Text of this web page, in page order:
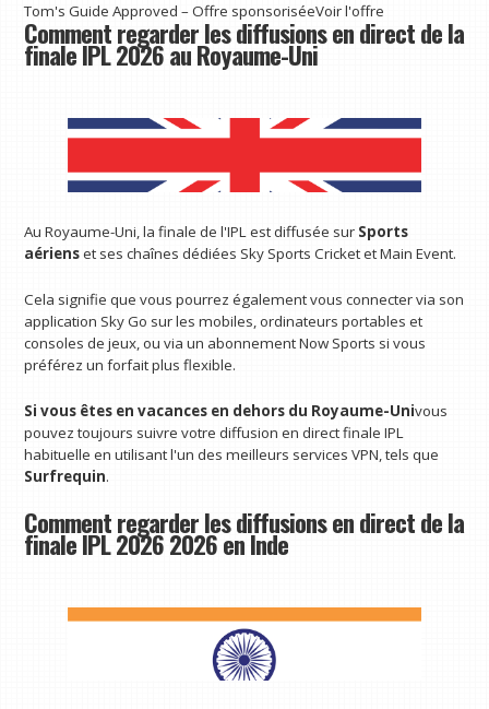
Tom's Guide Approved – Offre sponsoriséeVoir l'offre
Comment regarder les diffusions en direct de la
finale IPL 2026 au Royaume-Uni
Au Royaume-Uni, la finale de l'IPL est diffusée sur Sports
aérienset ses chaînes dédiées Sky Sports Cricket et Main Event.
Cela signifie que vous pourrez également vous connecter via son
application Sky Go sur les mobiles, ordinateurs portables et
consoles de jeux, ou via un abonnement Now Sports si vous
préférez un forfait plus flexible.
Si vous êtes en vacances en dehors du Royaume-Univous
pouvez toujours suivre votre diffusion en direct finale IPL
habituelle en utilisant l'un des meilleurs services VPN, tels que
Surfrequin.
Comment regarder les diffusions en direct de la
finale IPL 2026 2026 en Inde